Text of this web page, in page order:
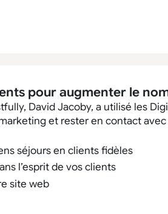
pour augmenter le
David Jacoby, a utilisé les
et rester en contact avec
séjours en clients fidèles
l’esprit de vos clients
site web